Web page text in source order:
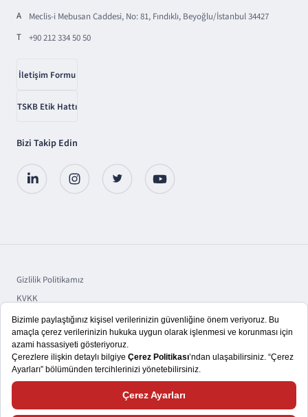
A
Meclis-i Mebusan Caddesi, No: 81, Fındıklı, Beyoğlu/İstanbul 34427
T
+90 212 334 50 50
İletişim Formu
TSKB Etik Hattı
Bizi Takip Edin
Gizlilik Politikamız
KVKK
Sorumluluk
Bilgi Toplumu Hizmetleri